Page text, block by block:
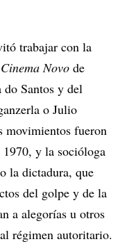
trabajar con la
Cinema Novo de
do Santos y del
o Julio
movimientos fueron
1970, y la socióloga
la dictadura, que
del golpe y de la
a alegorías u otros
régimen autoritario.